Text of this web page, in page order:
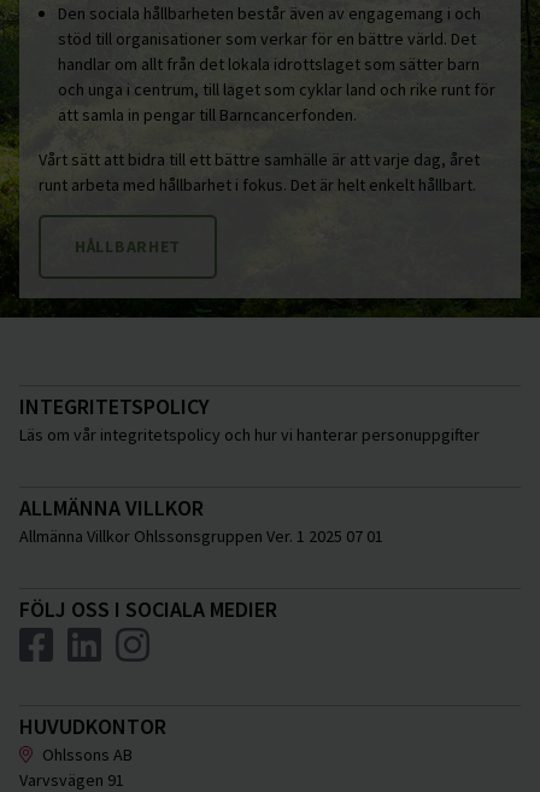
Den sociala hållbarheten består även av engagemang i och
stöd till organisationer som verkar för en bättre värld. Det
handlar om allt från det lokala idrottslaget som sätter barn
och unga i centrum, till laget som cyklar land och rike runt för
att samla in pengar till Barncancerfonden.
Vårt sätt att bidra till ett bättre samhälle är att varje dag, året
runt arbeta med hållbarhet i fokus. Det är helt enkelt hållbart.
HÅLLBARHET
INTEGRITETSPOLICY
Läs om vår integritetspolicy och hur vi hanterar personuppgifter
ALLMÄNNA VILLKOR
Allmänna Villkor Ohlssonsgruppen Ver. 1 2025 07 01
FÖLJ OSS I SOCIALA MEDIER
HUVUDKONTOR
Ohlssons AB
Varvsvägen 91